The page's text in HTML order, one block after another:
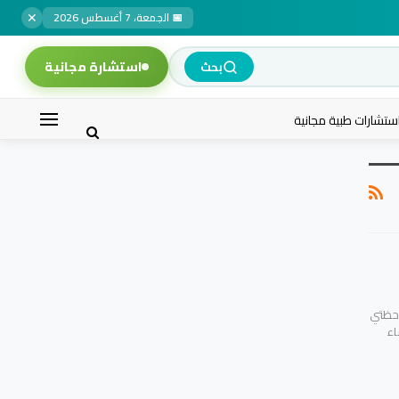
📅 الجمعة، 7 أغسطس 2026 ✕
بحث استشارة مجانية
استشارات طبية مجانية